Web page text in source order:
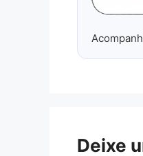
Deixe